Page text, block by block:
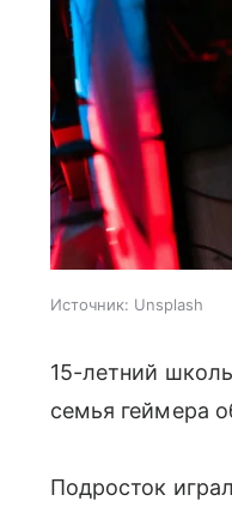
Источник: Unsplash
15-летний
семья геймера
Подросток